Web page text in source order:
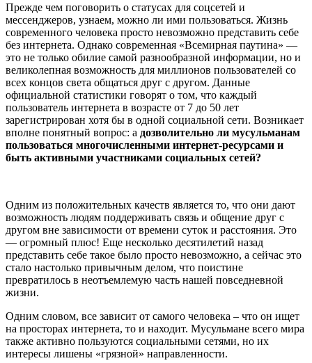
Прежде чем поговорить о статусах для соцсетей и
мессенджеров, узнаем, можно ли ими пользоваться. Жизнь
современного человека просто невозможно представить себе
без интернета. Однако современная «Всемирная паутина» —
это не только обилие самой разнообразной информации, но и
великолепная возможность для миллионов пользователей со
всех концов света общаться друг с другом. Данные
официальной статистики говорят о том, что каждый
пользователь интернета в возрасте от 7 до 50 лет
зарегистрирован хотя бы в одной социальной сети. Возникает
вполне понятный вопрос: а дозволительно ли мусульманам
пользоваться многочисленными интернет-ресурсами и
быть активными участниками социальных сетей?
Одним из положительных качеств является то, что они дают
возможность людям поддерживать связь и общение друг с
другом вне зависимости от времени суток и расстояния. Это
— огромный плюс! Еще несколько десятилетий назад
представить себе такое было просто невозможно, а сейчас это
стало настолько привычным делом, что поистине
превратилось в неотъемлемую часть нашей повседневной
жизни.
Одним словом, все зависит от самого человека – что он ищет
на просторах интернета, то и находит. Мусульмане всего мира
также активно пользуются социальными сетями, но их
интересы лишены «грязной» направленности.